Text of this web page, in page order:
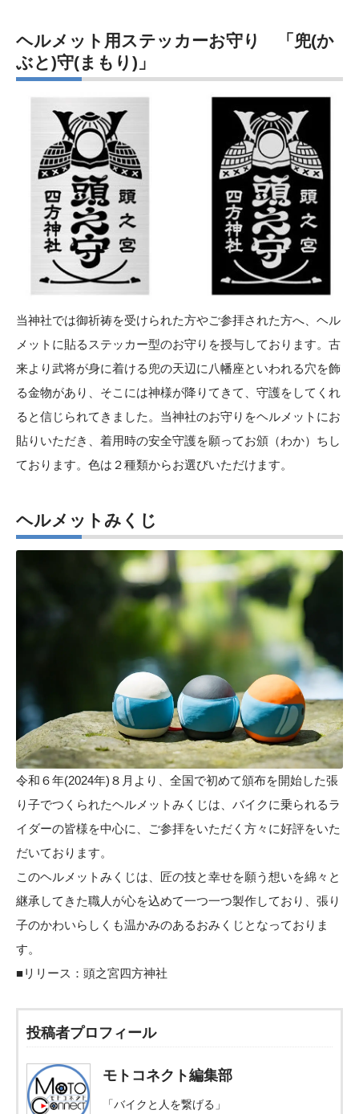
ヘルメット用ステッカーお守り 「兜(か
ぶと)守(まもり)」
当神社では御祈祷を受けられた方やご参拝された方へ、ヘル
メットに貼るステッカー型のお守りを授与しております。古
来より武将が身に着ける兜の天辺に八幡座といわれる穴を飾
る金物があり、そこには神様が降りてきて、守護をしてくれ
ると信じられてきました。当神社のお守りをヘルメットにお
貼りいただき、着用時の安全守護を願ってお頒（わか）ちし
ております。色は２種類からお選びいただけます。
ヘルメットみくじ
令和６年(2024年)８月より、全国で初めて頒布を開始した張
り子でつくられたヘルメットみくじは、バイクに乗られるラ
イダーの皆様を中心に、ご参拝をいただく方々に好評をいた
だいております。
このヘルメットみくじは、匠の技と幸せを願う想いを綿々と
継承してきた職人が心を込めて一つ一つ製作しており、張り
子のかわいらしくも温かみのあるおみくじとなっておりま
す。
■リリース： 頭之宮四方神社
投稿者プロフィール
モトコネクト編集部
「バイクと人を繋げる」